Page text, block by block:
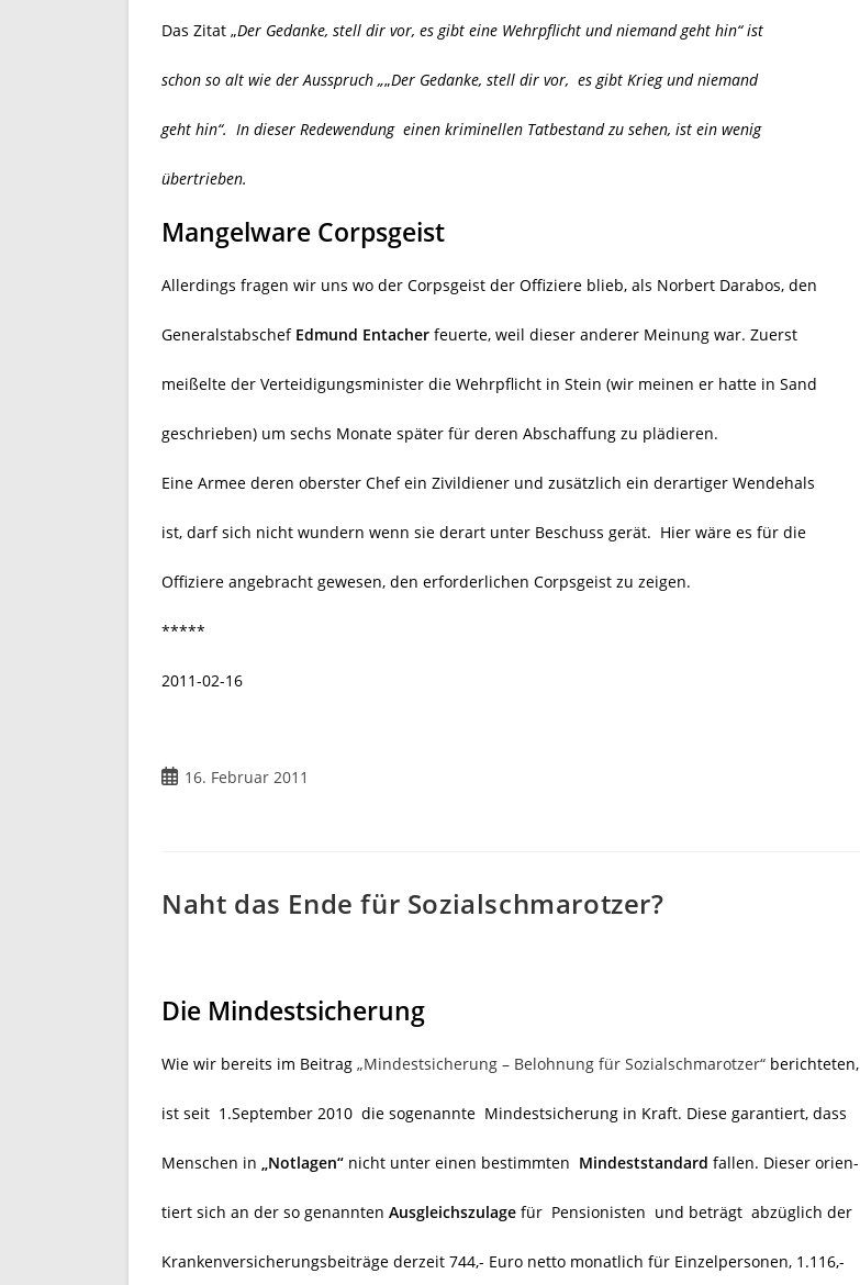
Das Zitat „Der Gedanke, stell dir vor, es gibt eine Wehrpflicht und niemand geht hin“ ist
schon so alt wie der Ausspruch „„Der Gedanke, stell dir vor, es gibt Krieg und niemand
geht hin“. In dieser Redewendung einen kriminellen Tatbestand zu sehen, ist ein wenig
übertrieben.
Mangelware Corpsgeist
Allerdings fragen wir uns wo der Corpsgeist der Offiziere blieb, als Norbert Darabos, den
Generalstabschef Edmund Entacher feuerte, weil dieser anderer Meinung war. Zuerst
meißelte der Verteidigungsminister die Wehrpflicht in Stein (wir meinen er hatte in Sand
geschrieben) um sechs Monate später für deren Abschaffung zu plädieren.
Eine Armee deren oberster Chef ein Zivildiener und zusätzlich ein derartiger Wendehals
ist, darf sich nicht wundern wenn sie derart unter Beschuss gerät. Hier wäre es für die
Offiziere angebracht gewesen, den erforderlichen Corpsgeist zu zeigen.
*****
2011-02-16
Beitrag16. Februar 2011
Naht das Ende für Sozialschmarotzer?
Die Mindestsicherung
Wie wir bereits im Beitrag „Mindestsicherung – Belohnung für Sozialschmarotzer“ berichteten,
ist seit 1.September 2010 die sogenannte Mindestsicherung in Kraft. Diese garantiert, dass
Menschen in „Notlagen“ nicht unter einen bestimmten Mindeststandard fallen. Dieser orien-
tiert sich an der so genannten Ausgleichszulage für Pensionisten und beträgt abzüglich der
Krankenversicherungsbeiträge derzeit 744,- Euro netto monatlich für Einzelpersonen, 1.116,-